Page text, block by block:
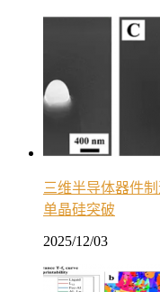
三维半导体器件
单晶硅突破
2025/12/03